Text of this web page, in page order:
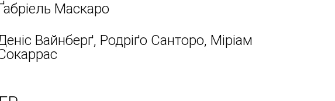
Маскаро
Вайнберґ, Родріґо Санторо, Міріам